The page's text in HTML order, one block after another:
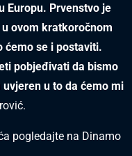
Europu. Prvenstvo je
ovom kratkoročnom
se i postaviti.
pobjeđivati da bismo
u to da ćemo mi
pogledajte na Dinamo